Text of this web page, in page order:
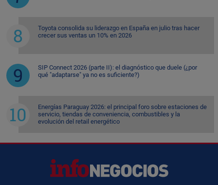
Toyota consolida su liderazgo en España en julio tras hacer
crecer sus ventas un 10% en 2026
SIP Connect 2026 (parte II): el diagnóstico que duele (¿por
qué "adaptarse" ya no es suficiente?)
Energías Paraguay 2026: el principal foro sobre estaciones de
servicio, tiendas de conveniencia, combustibles y la
evolución del retail energético